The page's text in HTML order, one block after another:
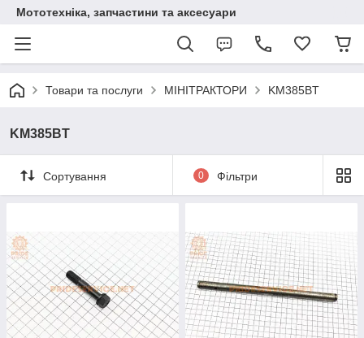
Мототехніка, запчастини та аксесуари
Товари та послуги МІНІТРАКТОРИ KM385BT
KM385BT
Сортування 0 Фільтри